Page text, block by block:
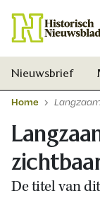
Nieuwsbrief
Home
De titel van